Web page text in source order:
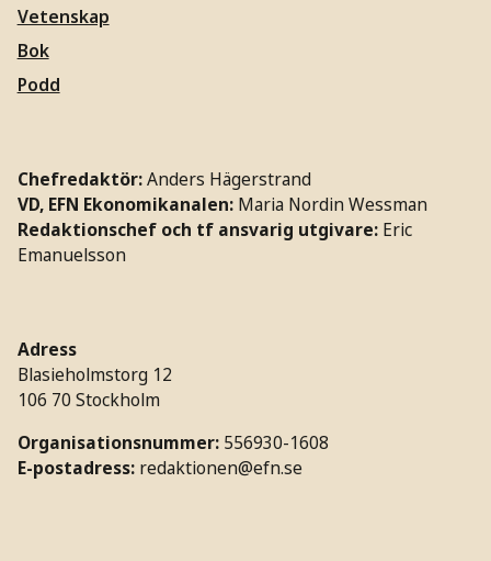
Vetenskap
Bok
Podd
Chefredaktör:Anders Hägerstrand
VD, EFN Ekonomikanalen: Maria Nordin Wessman
Redaktionschef och tf ansvarig utgivare: Eric
Emanuelsson
Adress
Blasieholmstorg 12
106 70 Stockholm
Organisationsnummer: 556930-1608
E-postadress: redaktionen@efn.se